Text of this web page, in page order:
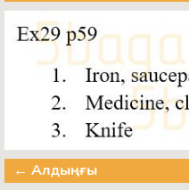
← Алдыңғы